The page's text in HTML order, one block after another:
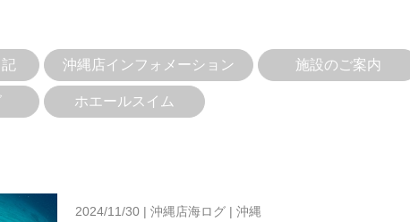
沖縄店インフォメーション 施設のご案内
ホエールスイム
2024/11/30 | 沖縄店海ログ | 沖縄
す。クジラによっては、人が近くを泳ぐことを嫌い、逃げてしま
をして泳ぐことも禁止します。クジラは一度でもそのような行動
りください。